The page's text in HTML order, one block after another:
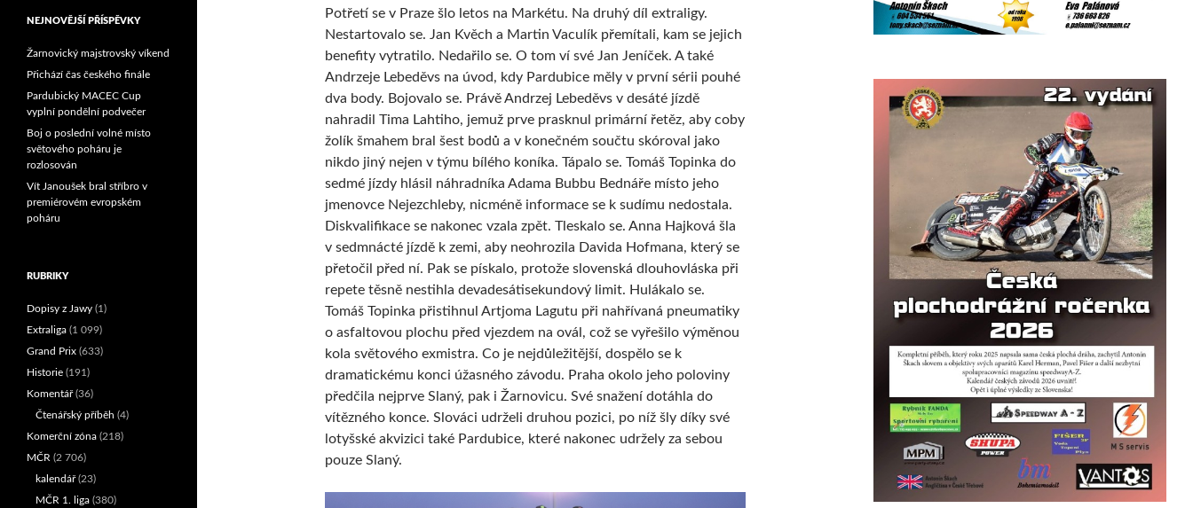
Potřetí se v Praze šlo letos na Markétu. Na druhý díl extraligy.
Nestartovalo se. Jan Kvěch a Martin Vaculík přemítali, kam se jejich
benefity vytratilo. Nedařilo se. O tom ví své Jan Jeníček. A také
Andrzeje Lebeděvs na úvod, kdy Pardubice měly v první sérii pouhé
dva body. Bojovalo se. Právě Andrzej Lebeděvs v desáté jízdě
nahradil Tima Lahtiho, jemuž prve prasknul primární řetěz, aby coby
žolík šmahem bral šest bodů a v konečném součtu skóroval jako
nikdo jiný nejen v týmu bílého koníka. Tápalo se. Tomáš Topinka do
sedmé jízdy hlásil náhradníka Adama Bubbu Bednáře místo jeho
jmenovce Nejezchleby, nicméně informace se k sudímu nedostala.
Diskvalifikace se nakonec vzala zpět. Tleskalo se. Anna Hajková šla
v sedmnácté jízdě k zemi, aby neohrozila Davida Hofmana, který se
přetočil před ní. Pak se pískalo, protože slovenská dlouhovláska při
repete těsně nestihla devadesátisekundový limit. Hulákalo se.
Tomáš Topinka přistihnul Artjoma Lagutu při nahřívaná pneumatiky
o asfaltovou plochu před vjezdem na ovál, což se vyřešilo výměnou
kola světového exmistra. Co je nejdůležitější, dospělo se k
dramatickému konci úžasného závodu. Praha okolo jeho poloviny
předčila nejprve Slaný, pak i Žarnovicu. Své snažení dotáhla do
vítězného konce. Slováci udrželi druhou pozici, po níž šly díky své
lotyšské akvizici také Pardubice, které nakonec udržely za sebou
pouze Slaný.
NEJNOVĚJŠÍ PŘÍSPĚVKY
Žarnovický majstrovský víkend
Přichází čas českého finále
Pardubický MACEC Cup
vyplní pondělní podvečer
Boj o poslední volné místo
světového poháru je
rozlosován
Vít Janoušek bral stříbro v
premiérovém evropském
poháru
RUBRIKY
Dopisy z Jawy (1)
Extraliga (1 099)
Grand Prix (633)
Historie (191)
Komentář(36)
Čtenářský příběh (4)
Komerční zóna (218)
MČR (2 706)
kalendář(23)
MČR 1. liga (380)